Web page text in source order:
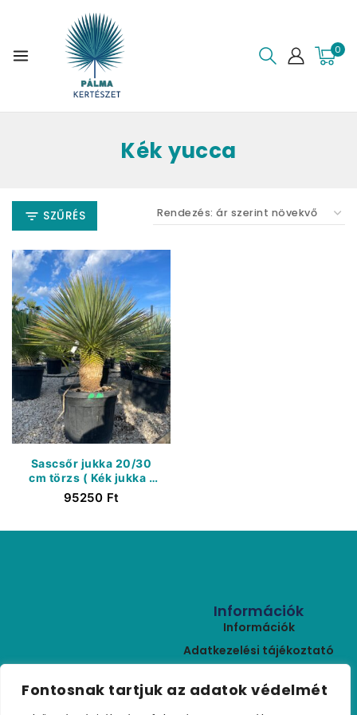
Fontosnak tartjuk az adatok védelmét
0
Kék yucca
SZŰRÉS
Sascsőr jukka 20/30
cm törzs ( Kék jukka )
– Yucca Rostrata (
Konténer 40 Liter )
95250 Ft
Kapcsolat
Információk
Információk
Adatkezelési tájékoztató
Rólunk